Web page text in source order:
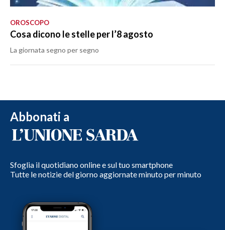
OROSCOPO
Cosa dicono le stelle per l’8 agosto
La giornata segno per segno
Abbonati a
Sfoglia il quotidiano online e sul tuo smartphone
Tutte le notizie del giorno aggiornate minuto per minuto